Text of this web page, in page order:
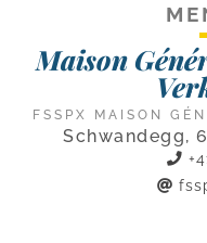
Maison
FSSPX MAISON
Schwandegg,